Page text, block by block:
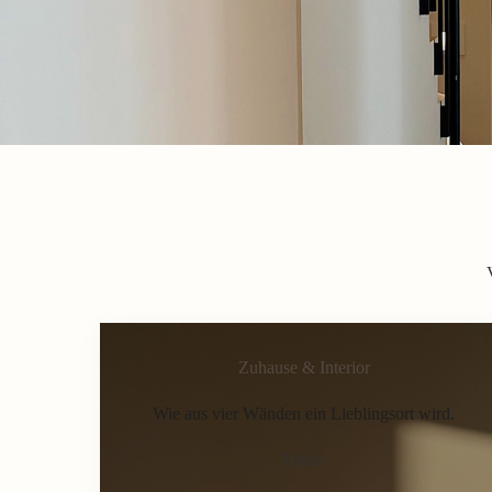
Zuhause & Interior
Wie aus vier Wänden ein Lieblingsort wird.